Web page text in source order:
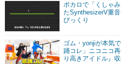
ボカロで「くしゃ
たSynthesizerV重
びっくり
ゴム・yonjiが本気
踊コレ」ニコニコ
り高きアイドル』